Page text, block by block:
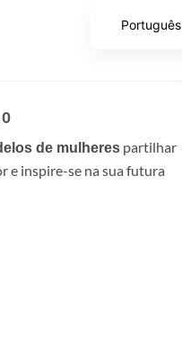
de mulheres partilhar
e inspire-se na sua futura
Português